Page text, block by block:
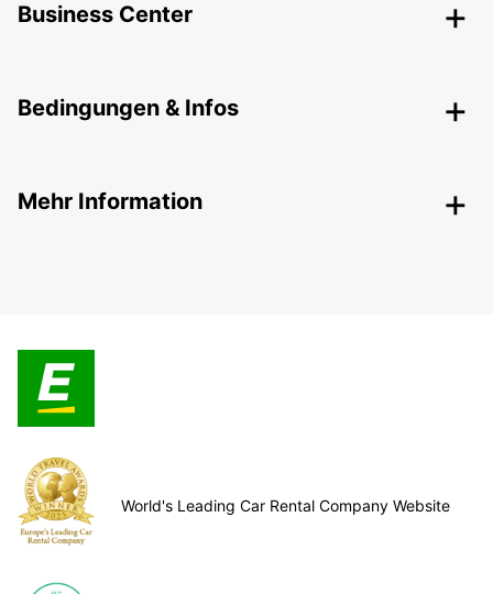
Business Center
Bedingungen & Infos
Mehr Information
World's Leading Car Rental Company Website